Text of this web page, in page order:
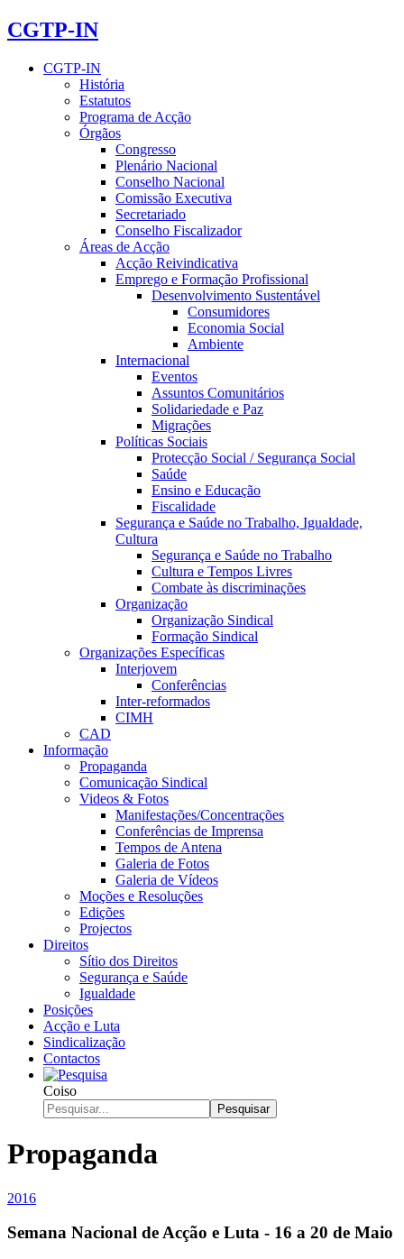
CGTP-IN
CGTP-IN
História
Estatutos
Programa de Acção
Órgãos
Congresso
Plenário Nacional
Conselho Nacional
Comissão Executiva
Secretariado
Conselho Fiscalizador
Áreas de Acção
Acção Reivindicativa
Emprego e Formação Profissional
Desenvolvimento Sustentável
Consumidores
Economia Social
Ambiente
Internacional
Eventos
Assuntos Comunitários
Solidariedade e Paz
Migrações
Políticas Sociais
Protecção Social / Segurança Social
Saúde
Ensino e Educação
Fiscalidade
Segurança e Saúde no Trabalho, Igualdade,
Cultura
Segurança e Saúde no Trabalho
Cultura e Tempos Livres
Combate às discriminações
Organização
Organização Sindical
Formação Sindical
Organizações Específicas
Interjovem
Conferências
Inter-reformados
CIMH
CAD
Informação
Propaganda
Comunicação Sindical
Videos & Fotos
Manifestações/Concentrações
Conferências de Imprensa
Tempos de Antena
Galeria de Fotos
Galeria de Vídeos
Moções e Resoluções
Edições
Projectos
Direitos
Sítio dos Direitos
Segurança e Saúde
Igualdade
Posições
Acção e Luta
Sindicalização
Contactos
Coiso
Pesquisar
Propaganda
2016
Semana Nacional de Acção e Luta - 16 a 20 de Maio